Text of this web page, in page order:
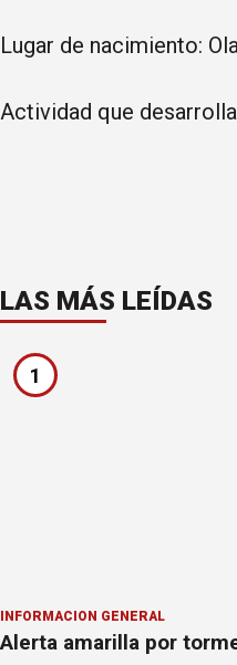
Lugar de
Actividad que
LAS MÁS LEÍDAS
1
INFORMACION GENERAL
Alerta amarilla por